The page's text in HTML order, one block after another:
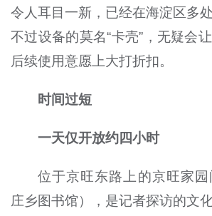
令人耳目一新，已经在海淀区多
不过设备的莫名“卡壳”，无疑会
后续使用意愿上大打折扣。
时间过短
一天仅开放约四小时
位于京旺东路上的京旺家
庄乡图书馆），是记者探访的文